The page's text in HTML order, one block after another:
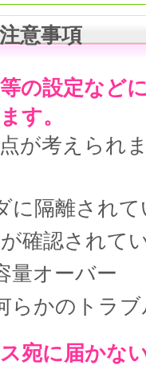
意事項
の設定など
す。
が考えられ
に隔離され
確認されて
量オーバー
らかのトラブ
宛に届かな